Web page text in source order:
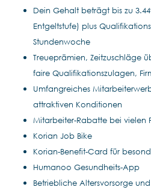
Dein Gehalt beträgt bis zu
Entgeltstufe) plus
Stundenwoche
Treueprämien, Zeitzuschläge
faire Qualifikationszulagen,
Umfangreiches
attraktiven Konditionen
Mitarbeiter-Rabatte bei vielen
Korian Job Bike
Korian-Benefit-Card für
Humanoo Gesundheits-App
Betriebliche Altersvorsorge und